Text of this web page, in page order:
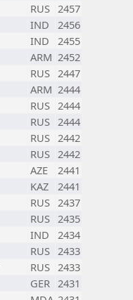
RUS 2457
IND
2456
IND
2455
ARM 2452
RUS 2447
ARM 2444
RUS 2444
RUS 2444
RUS 2442
RUS 2442
AZE
2441
KAZ
2441
RUS 2437
RUS 2435
IND
2434
RUS 2433
RUS 2433
GER 2431